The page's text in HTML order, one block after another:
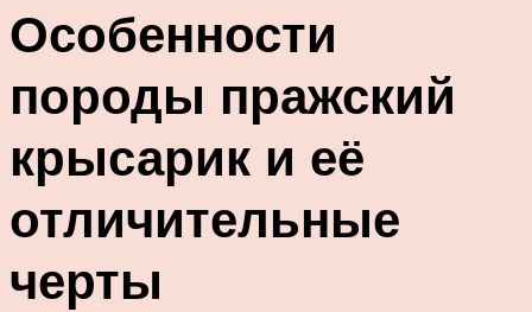
Особенности
породы пражский
крысарик и её
отличительные
черты